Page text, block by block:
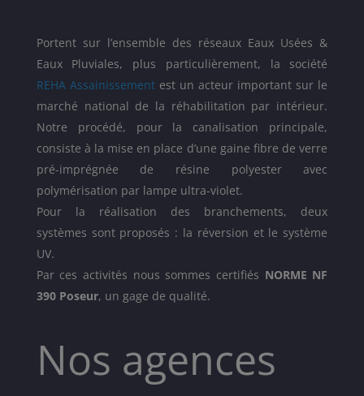
Portent sur l’ensemble des réseaux Eaux Usées &
Eaux Pluviales, plus particulièrement, la société
REHA Assainissementest un acteur important sur le
marché national de la réhabilitation par intérieur.
Notre procédé, pour la canalisation principale,
consiste à la mise en place d’une gaine fibre de verre
pré-imprégnée de résine polyester avec
polymérisation par lampe ultra-violet.
Pour la réalisation des branchements, deux
systèmes sont proposés : la réversion et le système
UV.
Par ces activités nous sommes certifiés NORME NF
390 Poseur, un gage de qualité.
Nos agences